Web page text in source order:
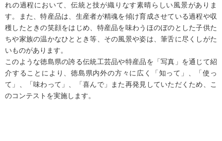
れの過程において、伝統と技が織りなす素晴らしい風景がありま
す。また、特産品は、生産者が精魂を傾け育成させている過程や収
穫したときの笑顔をはじめ、特産品を味わうほのぼのとした子供た
ちや家族の温かなひととき等、その風景や姿は、筆舌に尽くしがた
いものがあります。
このような徳島県の誇る伝統工芸品や特産品を「写真」を通じて紹
介することにより、徳島県内外の方々に広く「知って」、「使っ
て」、「味わって」、「喜んで」また再発見していただくため、こ
のコンテストを実施します。